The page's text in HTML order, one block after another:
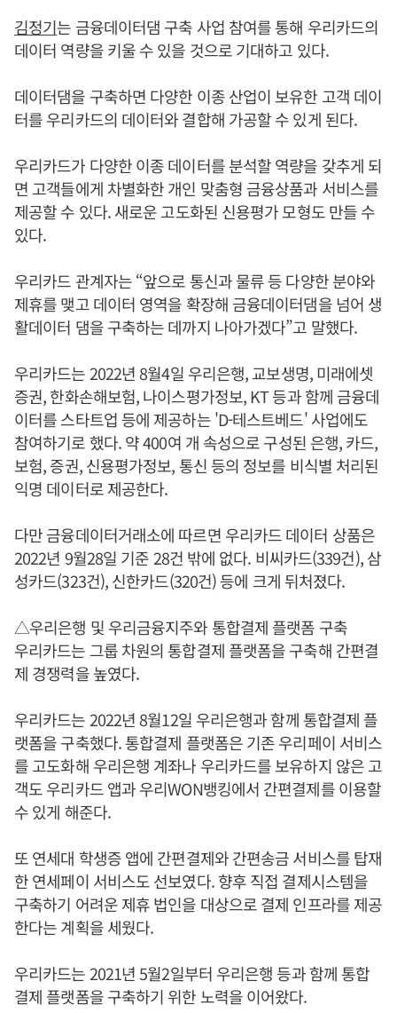
김정기는 금융데이터댐 구축 사업 참여를 통해 우리카드의
데이터 역량을 키울 수 있을 것으로 기대하고 있다.
데이터댐을 구축하면 다양한 이종 산업이 보유한 고객 데이
터를 우리카드의 데이터와 결합해 가공할 수 있게 된다.
우리카드가 다양한 이종 데이터를 분석할 역량을 갖추게 되
면 고객들에게 차별화한 개인 맞춤형 금융상품과 서비스를
제공할 수 있다. 새로운 고도화된 신용평가 모형도 만들 수
있다.
우리카드 관계자는 “앞으로 통신과 물류 등 다양한 분야와
제휴를 맺고 데이터 영역을 확장해 금융데이터댐을 넘어 생
활데이터 댐을 구축하는 데까지 나아가겠다”고 말했다.
우리카드는 2022년 8월4일 우리은행, 교보생명, 미래에셋
증권, 한화손해보험, 나이스평가정보, KT 등과 함께 금융데
이터를 스타트업 등에 제공하는 'D-테스트베드' 사업에도
참여하기로 했다. 약 400여 개 속성으로 구성된 은행, 카드,
보험, 증권, 신용평가정보, 통신 등의 정보를 비식별 처리된
익명 데이터로 제공한다.
다만 금융데이터거래소에 따르면 우리카드 데이터 상품은
2022년 9월28일 기준 28건 밖에 없다. 비씨카드(339건), 삼
성카드(323건), 신한카드(320건) 등에 크게 뒤처졌다.
△우리은행 및 우리금융지주와 통합결제 플랫폼 구축
우리카드는 그룹 차원의 통합결제 플랫폼을 구축해 간편결
제 경쟁력을 높였다.
우리카드는 2022년 8월12일 우리은행과 함께 통합결제 플
랫폼을 구축했다. 통합결제 플랫폼은 기존 우리페이 서비스
를 고도화해 우리은행 계좌나 우리카드를 보유하지 않은 고
객도 우리카드 앱과 우리WON뱅킹에서 간편결제를 이용할
수 있게 해준다.
또 연세대 학생증 앱에 간편결제와 간편송금 서비스를 탑재
한 연세페이 서비스도 선보였다. 향후 직접 결제시스템을
구축하기 어려운 제휴 법인을 대상으로 결제 인프라를 제공
한다는 계획을 세웠다.
우리카드는 2021년 5월2일부터 우리은행 등과 함께 통합
결제 플랫폼을 구축하기 위한 노력을 이어왔다.